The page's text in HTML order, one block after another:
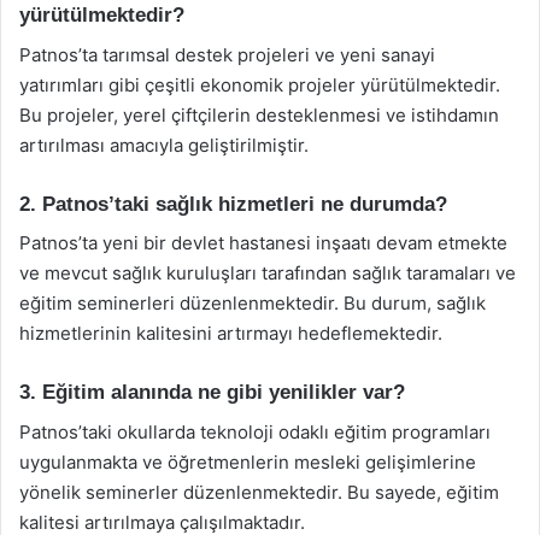
yürütülmektedir?
Patnos’ta tarımsal destek projeleri ve yeni sanayi
yatırımları gibi çeşitli ekonomik projeler yürütülmektedir.
Bu projeler, yerel çiftçilerin desteklenmesi ve istihdamın
artırılması amacıyla geliştirilmiştir.
2. Patnos’taki sağlık hizmetleri ne durumda?
Patnos’ta yeni bir devlet hastanesi inşaatı devam etmekte
ve mevcut sağlık kuruluşları tarafından sağlık taramaları ve
eğitim seminerleri düzenlenmektedir. Bu durum, sağlık
hizmetlerinin kalitesini artırmayı hedeflemektedir.
3. Eğitim alanında ne gibi yenilikler var?
Patnos’taki okullarda teknoloji odaklı eğitim programları
uygulanmakta ve öğretmenlerin mesleki gelişimlerine
yönelik seminerler düzenlenmektedir. Bu sayede, eğitim
kalitesi artırılmaya çalışılmaktadır.